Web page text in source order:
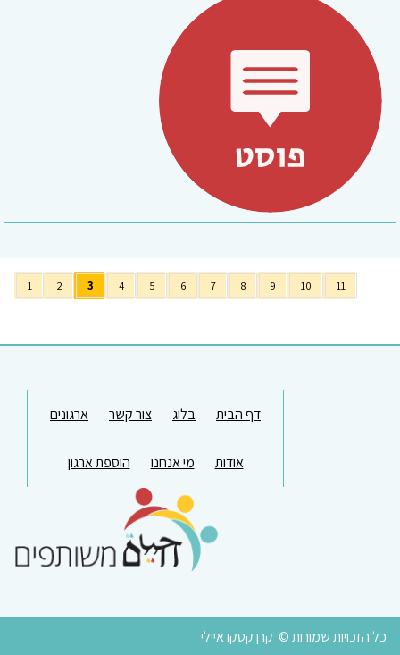
1 2 3 4 5 6 7 8 9 10 11
דף הבית בלוג צור קשר ארגונים
אודות מי אנחנו הוספת ארגון
כל הזכויות שמורות © קרן קטקו איילי